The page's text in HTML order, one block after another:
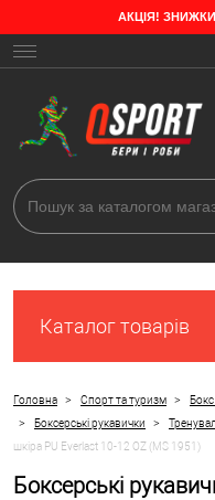
АКЦІЯ!
Каталог товарів
Головна > Спорт та туризм >
> Боксерські рукавички >
шкіра PU Everlast 10-12 OZ (MS 1951)
Боксерські